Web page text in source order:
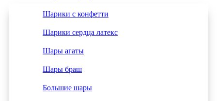
Шарики с конфетти
Шарики сердца латекс
Шары агаты
Шары браш
Большие шары